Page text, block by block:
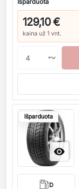
Išparduota
129,10 €
kaina už 1 vnt.
Išparduota

D
Kiekis